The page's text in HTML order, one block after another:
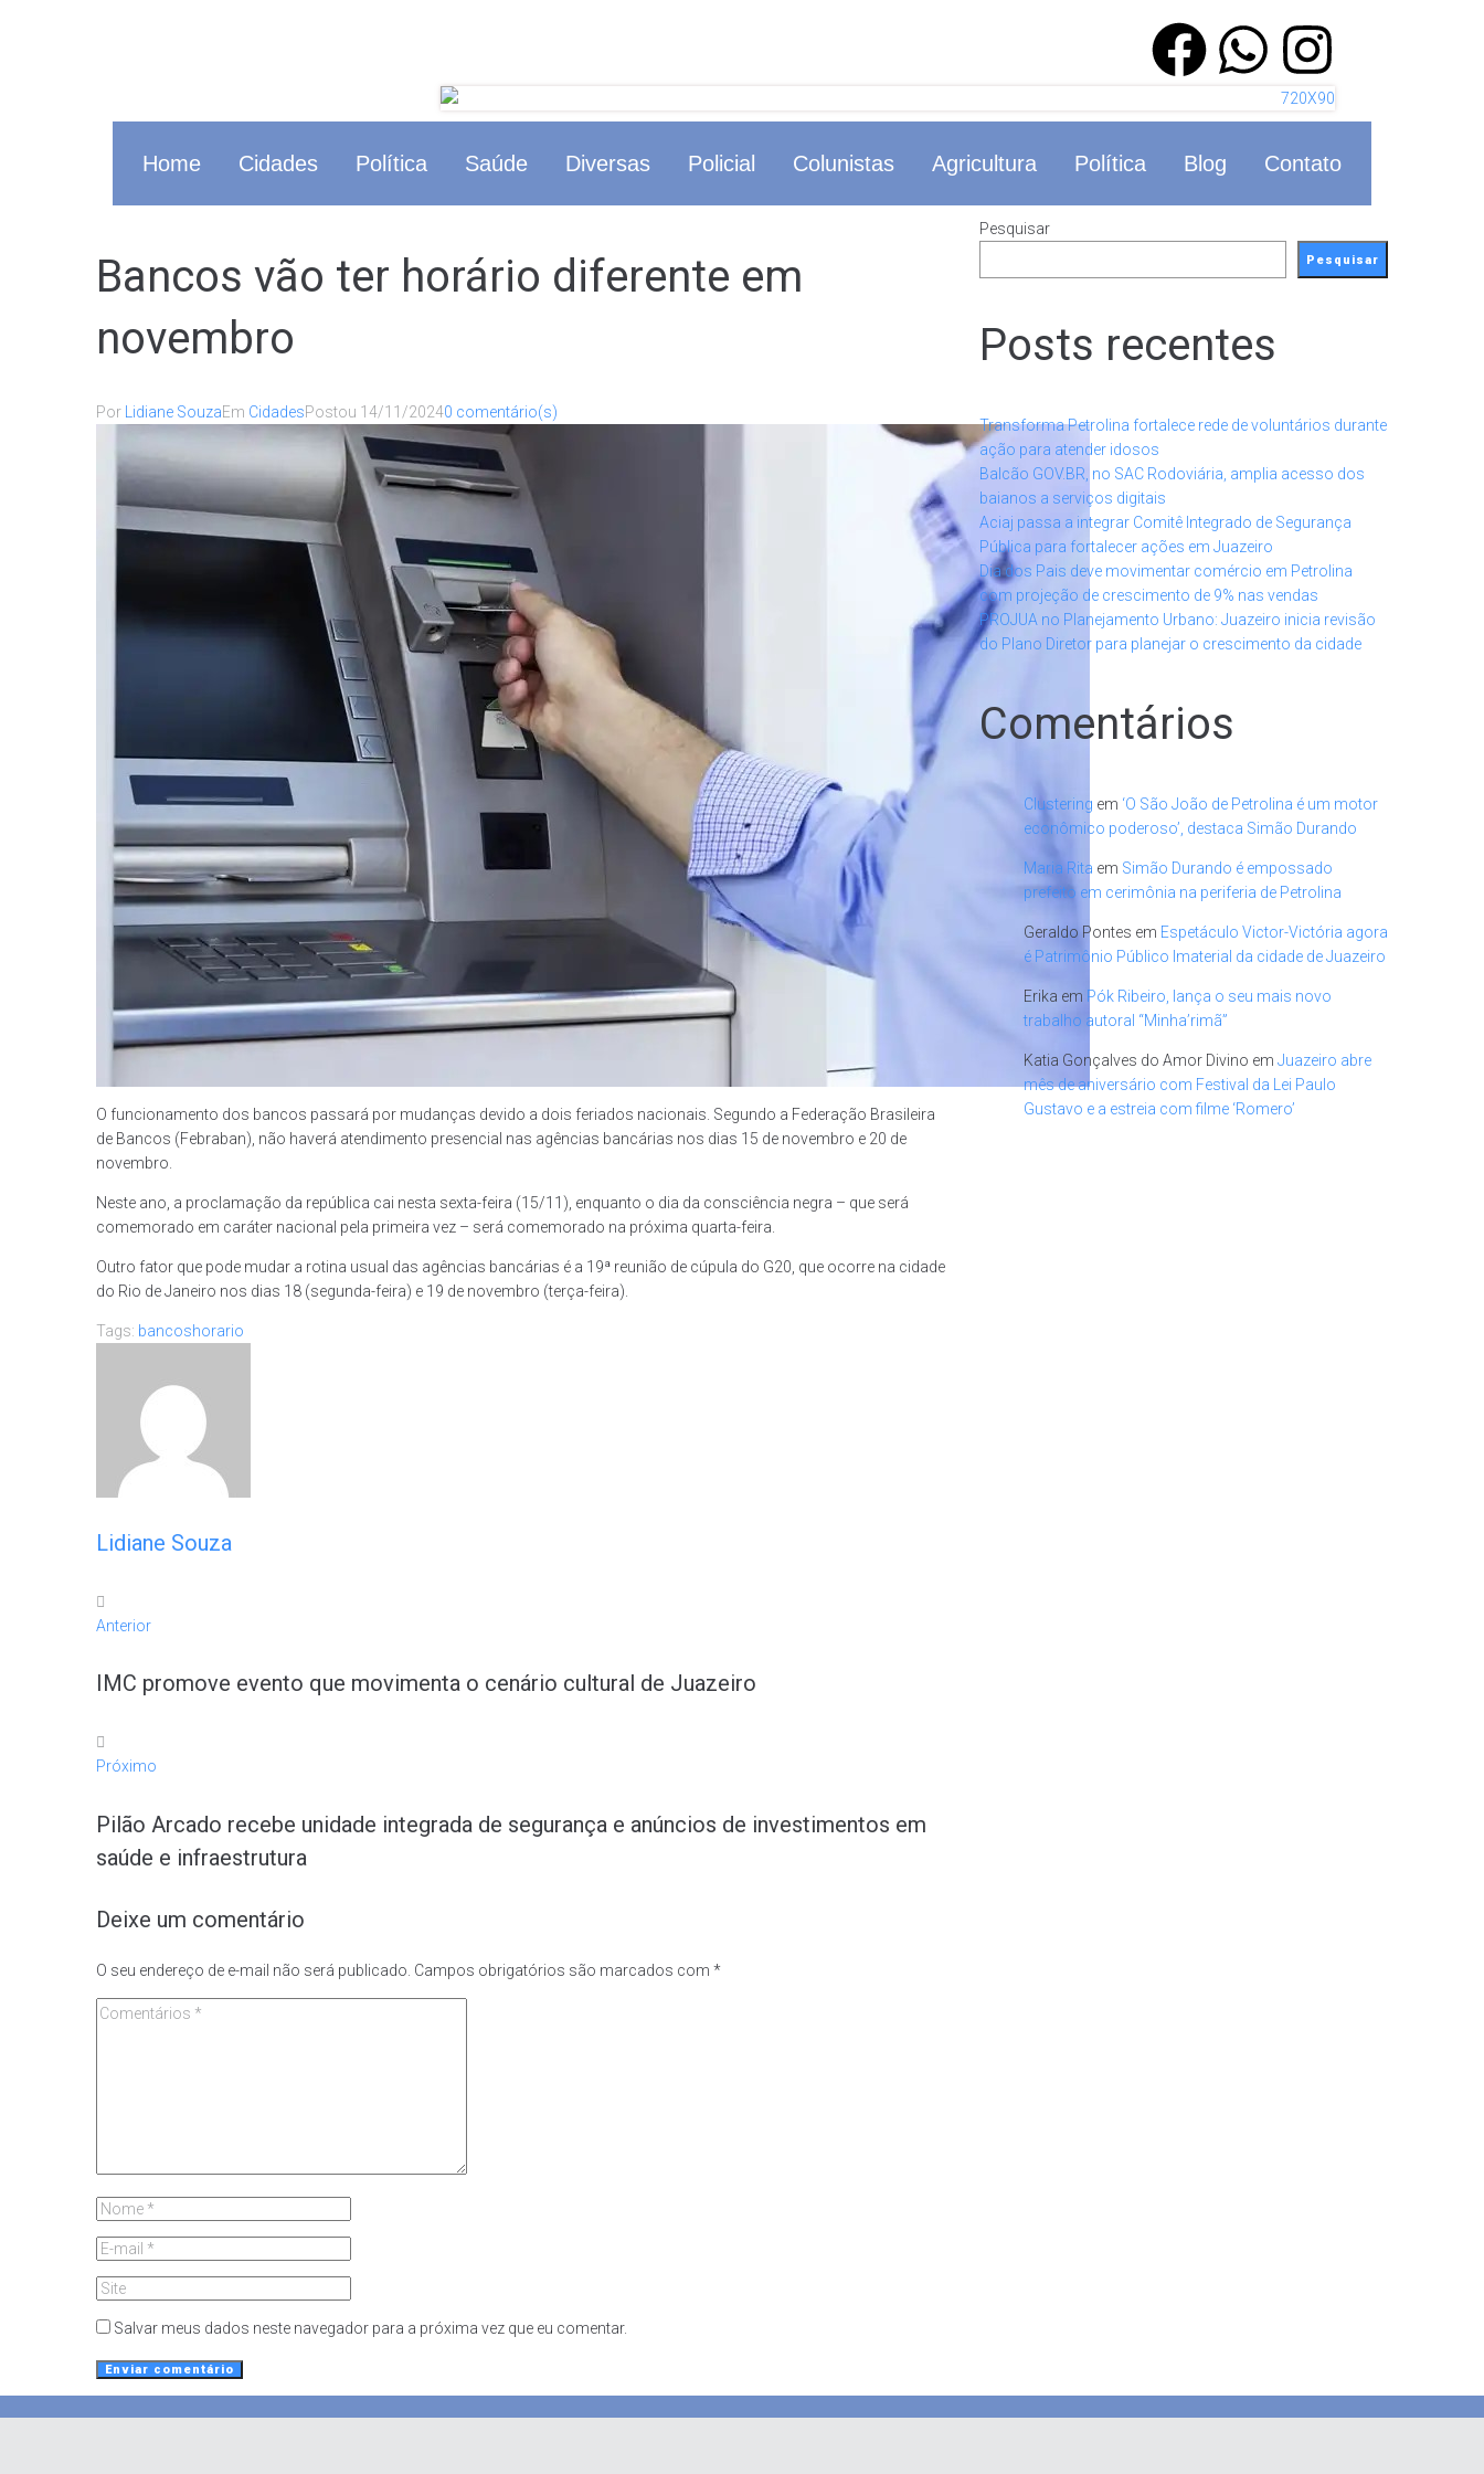
Home Cidades Política Saúde Diversas Policial Colunistas Agricultura Política Blog Contato
Bancos vão ter horário diferente em
novembro
Por Lidiane SouzaEm CidadesPostou 14/11/20240 comentário(s)
O funcionamento dos bancos passará por mudanças devido a dois feriados nacionais. Segundo a Federação Brasileira
de Bancos (Febraban), não haverá atendimento presencial nas agências bancárias nos dias 15 de novembro e 20 de
novembro.
Neste ano, a proclamação da república cai nesta sexta-feira (15/11), enquanto o dia da consciência negra – que será
comemorado em caráter nacional pela primeira vez – será comemorado na próxima quarta-feira.
Outro fator que pode mudar a rotina usual das agências bancárias é a 19ª reunião de cúpula do G20, que ocorre na cidade
do Rio de Janeiro nos dias 18 (segunda-feira) e 19 de novembro (terça-feira).
Tags: bancoshorario
Lidiane Souza
Anterior
IMC promove evento que movimenta o cenário cultural de Juazeiro
Próximo
Pilão Arcado recebe unidade integrada de segurança e anúncios de investimentos em
saúde e infraestrutura
Deixe um comentário
O seu endereço de e-mail não será publicado. Campos obrigatórios são marcados com *
Salvar meus dados neste navegador para a próxima vez que eu comentar.
Pesquisar
Pesquisar
Posts recentes
Transforma Petrolina fortalece rede de voluntários durante
ação para atender idosos
Balcão GOV.BR, no SAC Rodoviária, amplia acesso dos
baianos a serviços digitais
Aciaj passa a integrar Comitê Integrado de Segurança
Pública para fortalecer ações em Juazeiro
Dia dos Pais deve movimentar comércio em Petrolina
com projeção de crescimento de 9% nas vendas
PROJUA no Planejamento Urbano: Juazeiro inicia revisão
do Plano Diretor para planejar o crescimento da cidade
Comentários
Clustering em ‘O São João de Petrolina é um motor
econômico poderoso’, destaca Simão Durando
Maria Rita em Simão Durando é empossado
prefeito em cerimônia na periferia de Petrolina
Geraldo Pontes em Espetáculo Victor-Victória agora
é Patrimônio Público Imaterial da cidade de Juazeiro
Erika em Pók Ribeiro, lança o seu mais novo
trabalho autoral “Minha’rimã”
Katia Gonçalves do Amor Divino em Juazeiro abre
mês de aniversário com Festival da Lei Paulo
Gustavo e a estreia com filme ‘Romero’